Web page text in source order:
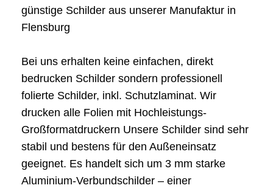
günstige Schilder aus unserer Manufaktur in
Flensburg
Bei uns erhalten keine einfachen, direkt
bedrucken Schilder sondern professionell
folierte Schilder, inkl. Schutzlaminat. Wir
drucken alle Folien mit Hochleistungs-
Großformatdruckern Unsere Schilder sind sehr
stabil und bestens für den Außeneinsatz
geeignet. Es handelt sich um 3 mm starke
Aluminium-Verbundschilder – einer